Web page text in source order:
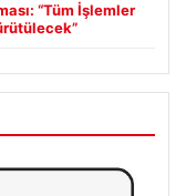
“Tüm İşlemler